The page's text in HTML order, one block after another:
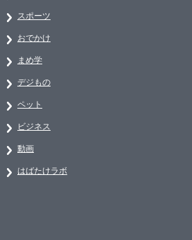
スポーツ
おでかけ
まめ学
デジもの
ペット
ビジネス
動画
はばたけラボ